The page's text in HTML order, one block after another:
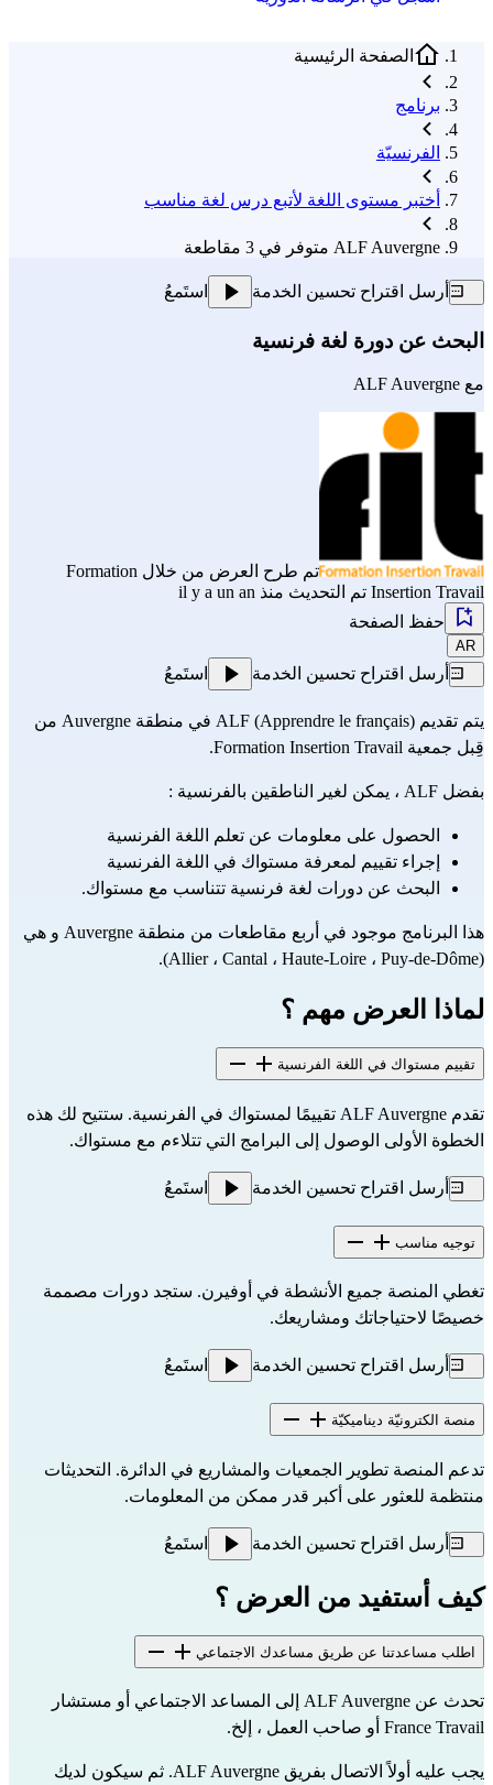
الصفحة الرئيسية
برنامج
الفرنسيّة
أختبر مستوى اللغة لأتبع درس لغة مناسب
ALF Auvergne متوفر في 3 مقاطعة
أرسل اقتراح تحسين الخدمة استَمعُ
البحث عن دورة لغة فرنسية
مع ALF Auvergne
تم طرح العرض من خلال Formation
Insertion Travail تم التحديث منذ il y a un an
حفظ الصفحة
AR
أرسل اقتراح تحسين الخدمة استَمعُ
قِبل جمعية Formation Insertion Travail.
بفضل ALF ، يمكن لغير الناطقين بالفرنسية :
الحصول على معلومات عن تعلم اللغة الفرنسية
إجراء تقييم لمعرفة مستواك في اللغة الفرنسية
البحث عن دورات لغة فرنسية تتناسب مع مستواك.
(Allier ، Cantal ، Haute-Loire ، Puy-de-Dôme).
لماذا العرض مهم ؟
تقييم مستواك في اللغة الفرنسية
تقدم ALF Auvergne تقييمًا لمستواك في الفرنسية. ستتيح لك هذه
الخطوة الأولى الوصول إلى البرامج التي تتلاءم مع مستواك.
أرسل اقتراح تحسين الخدمة استَمعُ
توجيه مناسب
خصيصًا لاحتياجاتك ومشاريعك.
أرسل اقتراح تحسين الخدمة استَمعُ
منصة الكترونيّة ديناميكيّة
تدعم المنصة تطوير الجمعيات والمشاريع في الدائرة. التحديثات
منتظمة للعثور على أكبر قدر ممكن من المعلومات.
أرسل اقتراح تحسين الخدمة استَمعُ
كيف أستفيد من العرض ؟
اطلب مساعدتنا عن طريق مساعدك الاجتماعي
France Travail أو صاحب العمل ، إلخ.